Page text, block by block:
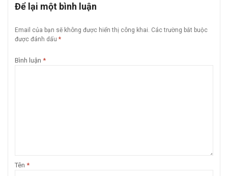
Để lại một bình luận
Email của bạn sẽ không được hiển thị công khai. Các trường bắt buộc
được đánh dấu *
Bình luận *
Tên *